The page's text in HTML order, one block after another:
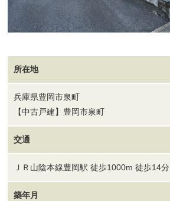
所在地
兵庫県豊岡市泉町
【中古戸建】豊岡市泉町
交通
ＪＲ山陰本線豊岡駅 徒歩1000m 徒歩14分
築年月